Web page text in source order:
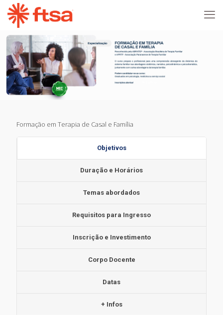
Formação em Terapia de Casal e Família
Objetivos
Duração e Horários
Temas abordados
Requisitos para Ingresso
Inscrição e Investimento
Corpo Docente
Datas
+ Infos